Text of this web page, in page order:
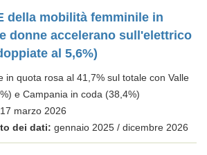
della mobilità femminile in
donne accelerano sull'elettrico
al 5,6%)
in quota rosa al 41,7% sul totale con Valle
e Campania in coda (38,4%)
17 marzo 2026
dei dati: gennaio 2025 / dicembre 2026